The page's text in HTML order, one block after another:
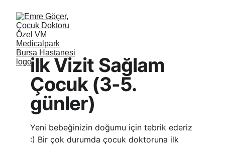
ilk Vizit Sağlam
Çocuk (3-5.
günler)
Yeni bebeğinizin doğumu için tebrik ederiz
:) Bir çok durumda çocuk doktoruna ilk